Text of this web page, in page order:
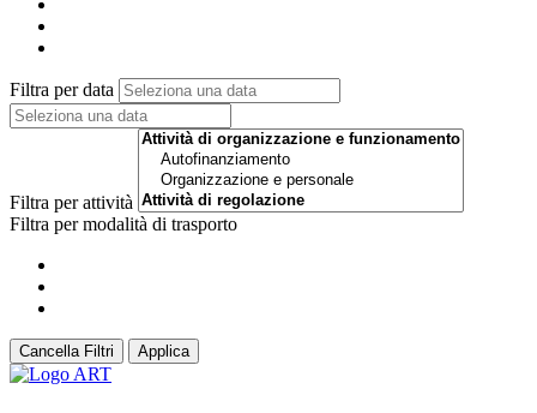
Filtra per data
Filtra per attività
Filtra per modalità di trasporto
Cancella Filtri Applica